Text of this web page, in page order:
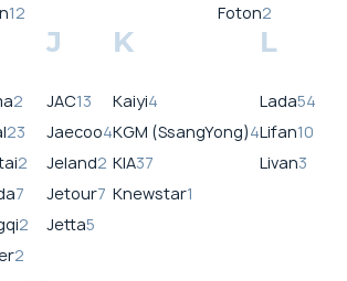
12
Foton2
2
23
2
7
2
2
J
JAC13
Jaecoo4
Jeland2
Jetour7
Jetta5
K
Kaiyi4
KGM (SsangYong)4
KIA37
Knewstar1
L
Lada54
Lifan10
Livan3